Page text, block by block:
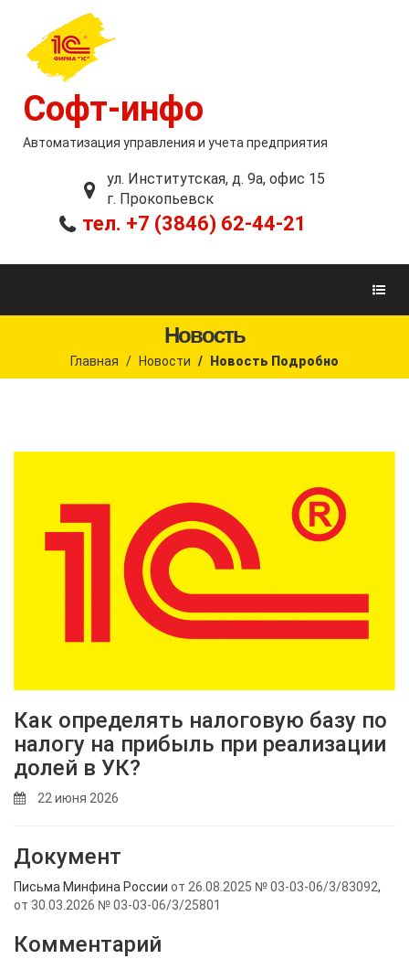
Софт-инфо
Автоматизация управления и учета предприятия
ул. Институтская, д. 9а, офис 15
г. Прокопьевск
тел. +7 (3846) 62-44-21
Новость
Главная Новости Новость Подробно
Как определять налоговую базу по
налогу на прибыль при реализации
долей в УК?
22 июня 2026
Документ
Письма Минфина России от 26.08.2025 № 03-03-06/3/83092,
от 30.03.2026 № 03-03-06/3/25801
Комментарий